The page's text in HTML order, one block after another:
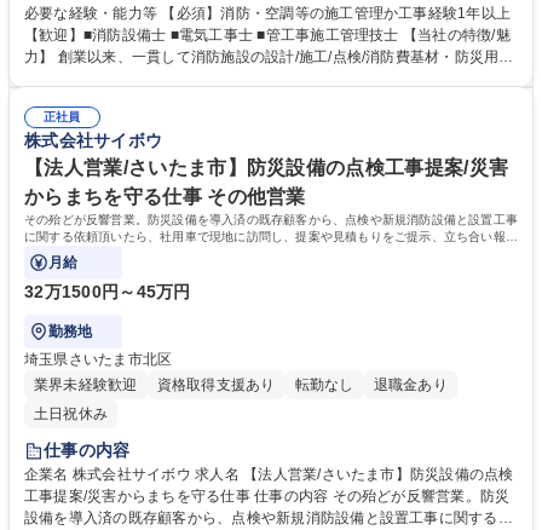
す。）変更範囲：原則なし 過去中途入社後3年で係長まで昇進した社員も
いるフラット社風です。 ■担当物件：主に公民館・学校・市役所等の公営
施設から、ビル、マンション、アパート、工場、病院、福祉施設など多岐
盛んな賑やかな組織であり、横のつながりが強く、メリハリ付けて働くこ
とが出来る環境です。 募集職種 【さいたま市/消防設備の施工管理】夜勤
転勤なし/就業環境◎業績安定◎
必要な経験・能力等 【必須】消防・空調等の施工管理か工事経験1年以上
【歓迎】■消防設備士 ■電気工事士 ■管工事施工管理技士 【当社の特徴/魅
力】 創業以来、一貫して消防施設の設計/施工/点検/消防費基材・防災用品
っています。中途入社の方も非常に多いので、安心して就業可能な環境で
す。 学歴・資格 学歴：大学院 大学 高専 短大 専修学校 高校 語学力： 資
格：第一種運転免許普通自動車
正社員
株式会社サイボウ
【法人営業/さいたま市】防災設備の点検工事提案/災害
からまちを守る仕事 その他営業
その殆どが反響営業。防災設備を導入済の既存顧客から、点検や新規消防設備と設置工事
に関する依頼頂いたら、社用車で現地に訪問し、提案や見積もりをご提示、立ち合い報告
書作成等。最初は同行からスタート。
月給
32万1500円～45万円
勤務地
埼玉県さいたま市北区
業界未経験歓迎
資格取得支援あり 転勤なし
退職金あり
土日祝休み
仕事の内容
企業名 株式会社サイボウ 求人名 【法人営業/さいたま市】防災設備の点検
工事提案/災害からまちを守る仕事 仕事の内容 その殆どが反響営業。防災
設備を導入済の既存顧客から、点検や新規消防設備と設置工事に関する依